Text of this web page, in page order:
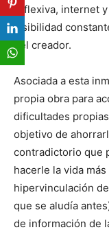
reflexiva, internet
visibilidad
del creador.
Asociada a esta
propia obra para
dificultades
objetivo de
contradictorio que
hacerle la vida
hipervinculación
que se aludía
de información de